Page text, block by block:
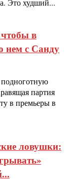
в
нем с Санду
партия
в премьеры в
ловушки: